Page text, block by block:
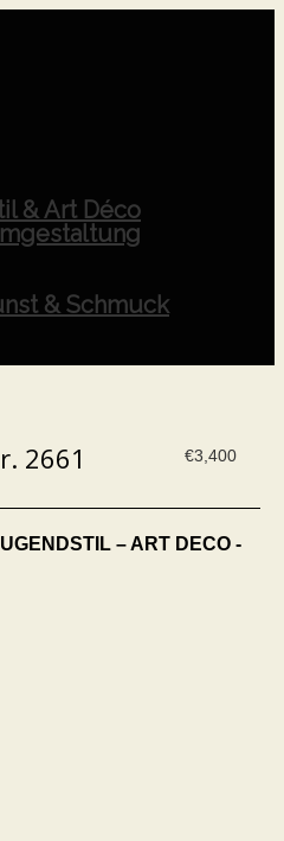
& Art Déco
& Schmuck
€3,400
2661
– ART DECO -